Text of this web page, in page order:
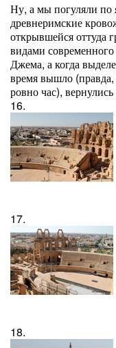
Ну, а мы погуляли по
древнеримские
открывшейся оттуда
видами
Джема, а когда
время вышло (правда,
ровно час), вернулись
16.
17.
18.